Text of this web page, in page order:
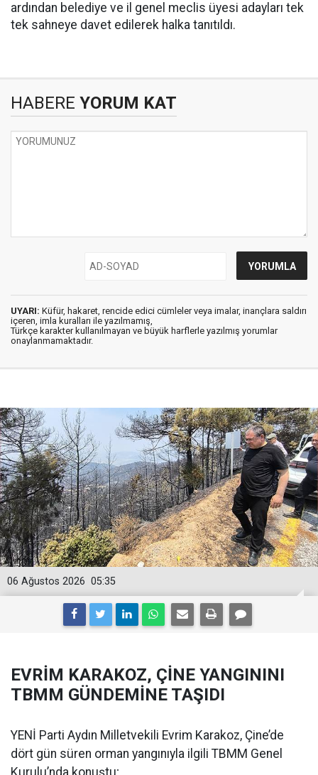
ardından belediye ve il genel meclis üyesi adayları tek
tek sahneye davet edilerek halka tanıtıldı.
HABERE YORUM KAT
UYARI: Küfür, hakaret, rencide edici cümleler veya imalar, inançlara saldırı
içeren, imla kuralları ile yazılmamış,
Türkçe karakter kullanılmayan ve büyük harflerle yazılmış yorumlar
onaylanmamaktadır.
05:35
06 Ağustos 2026
EVRİM KARAKOZ, ÇİNE YANGININI
TBMM GÜNDEMİNE TAŞIDI
YENİ Parti Aydın Milletvekili Evrim Karakoz, Çine’de
dört gün süren orman yangınıyla ilgili TBMM Genel
Kurulu’nda konuştu;